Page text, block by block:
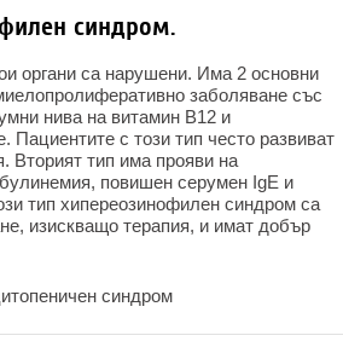
синдром.
органи са нарушени. Има 2 основни
заболяване със
нива на витамин B12 и
Пациентите с този тип често развиват
Вторият тип има прояви на
повишен серумен IgE и
тип хипереозинофилен синдром са
изискващо терапия, и имат добър
синдром